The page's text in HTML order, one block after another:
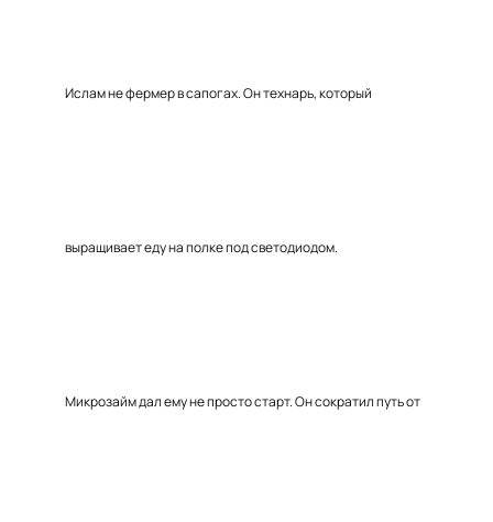
Ислам не фермер в сапогах. Он технарь, который
выращивает еду на полке под светодиодом.
Микрозайм дал ему не просто старт. Он сократил путь от